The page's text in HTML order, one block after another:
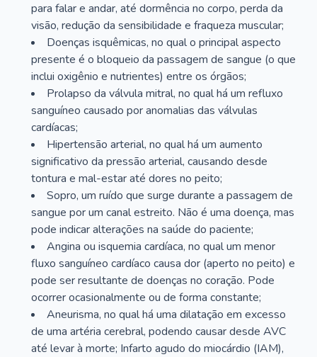
para falar e andar, até dormência no corpo, perda da
visão, redução da sensibilidade e fraqueza muscular;
Doenças isquêmicas, no qual o principal aspecto
presente é o bloqueio da passagem de sangue (o que
inclui oxigênio e nutrientes) entre os órgãos;
Prolapso da válvula mitral, no qual há um refluxo
sanguíneo causado por anomalias das válvulas
cardíacas;
Hipertensão arterial, no qual há um aumento
significativo da pressão arterial, causando desde
tontura e mal-estar até dores no peito;
Sopro, um ruído que surge durante a passagem de
sangue por um canal estreito. Não é uma doença, mas
pode indicar alterações na saúde do paciente;
Angina ou isquemia cardíaca, no qual um menor
fluxo sanguíneo cardíaco causa dor (aperto no peito) e
pode ser resultante de doenças no coração. Pode
ocorrer ocasionalmente ou de forma constante;
Aneurisma, no qual há uma dilatação em excesso
de uma artéria cerebral, podendo causar desde AVC
até levar à morte; Infarto agudo do miocárdio (IAM),